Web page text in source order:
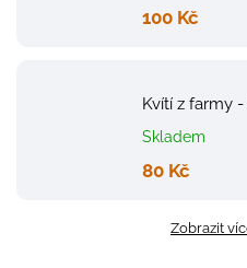
100 Kč
Kvítí z farmy
Skladem
80 Kč
Zobrazit